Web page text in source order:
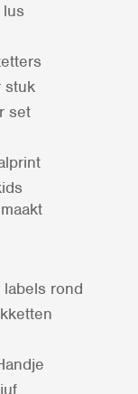
stuk
set
labels rond